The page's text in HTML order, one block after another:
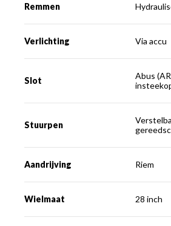
Remmen
Verlichting Via accu
Slot
Abus
Stuurpen
Aandrijving Riem
Wielmaat 28 inch